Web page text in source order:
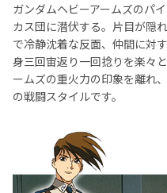
ガンダムヘビーアームズのパ
カス団に潜伏する。片目が隠
で冷静沈着な反面、仲間に対
身三回宙返り一回捻りを楽々
ームズの重火力の印象を離れ
の戦闘スタイルです。